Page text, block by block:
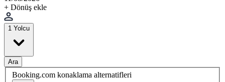
+ Dönüş ekle
1 Yolcu
Ara
Booking.com konaklama alternatifleri